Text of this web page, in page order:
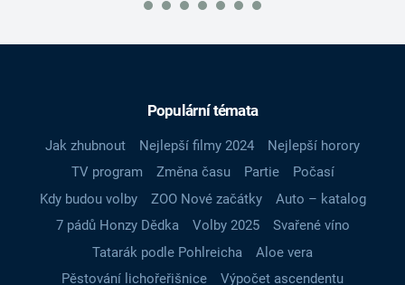
Populární témata
Jak zhubnout Nejlepší filmy 2024
Nejlepší horory
TV program
Změna času Partie
Počasí
Kdy budou volby
ZOO Nové začátky
Auto – katalog
7 pádů Honzy Dědka
Volby 2025
Svařené víno
Tatarák podle Pohlreicha
Aloe vera
Pěstování lichořeřišnice
Výpočet ascendentu